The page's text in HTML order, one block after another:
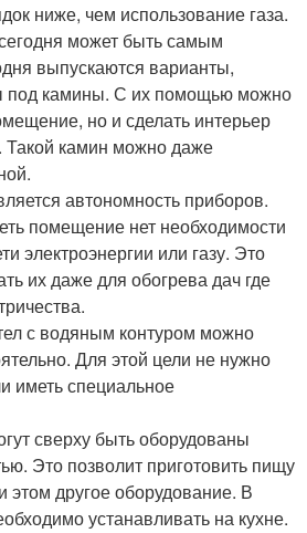
ниже, чем использование газа.
может быть самым
выпускаются варианты,
под камины. С их помощью можно
но и сделать интерьер
Такой камин можно даже
автономность приборов.
помещение нет необходимости
электроэнергии или газу. Это
их даже для обогрева дач где
с водяным контуром можно
Для этой цели не нужно
иметь специальное
сверху быть оборудованы
Это позволит приготовить пищу
этом другое оборудование. В
устанавливать на кухне.